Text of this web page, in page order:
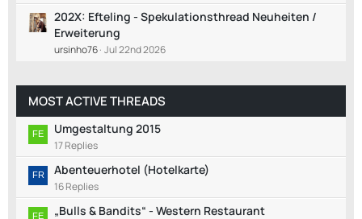
202X: Efteling - Spekulationsthread Neuheiten /
Erweiterung
ursinho76 Jul 22nd 2026
MOST ACTIVE THREADS
Umgestaltung 2015
17 Replies
Abenteuerhotel (Hotelkarte)
16 Replies
„Bulls & Bandits“ - Western Restaurant